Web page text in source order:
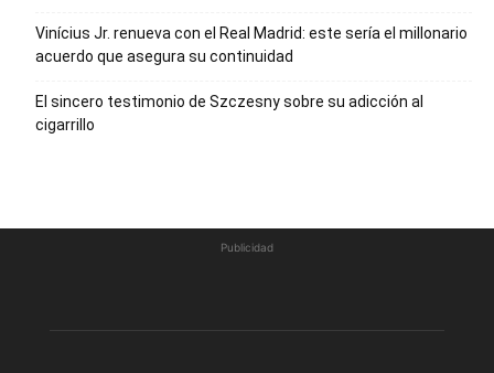
Vinícius Jr. renueva con el Real Madrid: este sería el millonario
acuerdo que asegura su continuidad
El sincero testimonio de Szczesny sobre su adicción al
cigarrillo
Publicidad